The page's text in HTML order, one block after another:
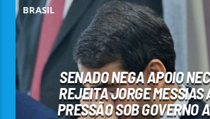
BRASIL
SENADO NEGA APOIO
REJEITA JORGE MESSIAS
PRESSÃO SOB GOVERNO